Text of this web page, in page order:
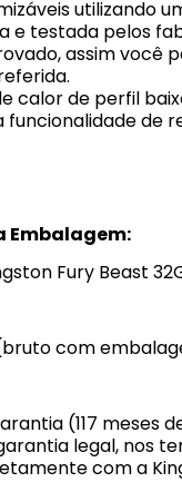
utilizando
e testada pelos
assim você
calor de perfil
funcionalidade de
Embalagem:
Fury Beast
com
(117
legal, nos
com a